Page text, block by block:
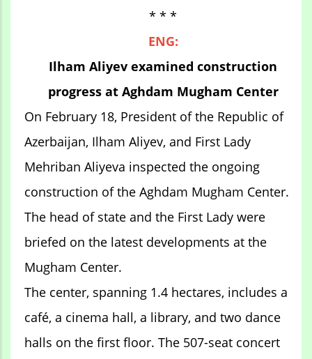
* * *
ENG:
Ilham Aliyev examined construction
progress at Aghdam Mugham Center
On February 18, President of the Republic of
Azerbaijan, Ilham Aliyev, and First Lady
Mehriban Aliyeva inspected the ongoing
construction of the Aghdam Mugham Center.
The head of state and the First Lady were
briefed on the latest developments at the
Mugham Center.
The center, spanning 1.4 hectares, includes a
café, a cinema hall, a library, and two dance
halls on the first floor. The 507-seat concert